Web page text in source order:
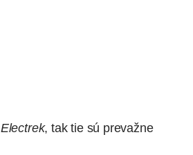
Electrek, tak tie sú prevažne